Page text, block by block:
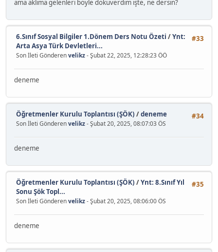
ama aklıma gelenleri böyle döküverdim işte, ne dersin?
#33
6.Sınıf Sosyal Bilgiler 1.Dönem Ders Notu Özeti /Ynt:
Arta Asya Türk Devletleri...
Son İleti Gönderenvelikz- Şubat 22, 2025, 12:28:23 ÖÖ
deneme
#34
Öğretmenler Kurulu Toplantısı (ŞÖK) /deneme
Son İleti Gönderenvelikz- Şubat 20, 2025, 08:07:03 ÖS
deneme
#35
Öğretmenler Kurulu Toplantısı (ŞÖK) /Ynt: 8.Sınıf Yıl
Sonu Şök Topl...
Son İleti Gönderenvelikz- Şubat 20, 2025, 08:06:00 ÖS
deneme